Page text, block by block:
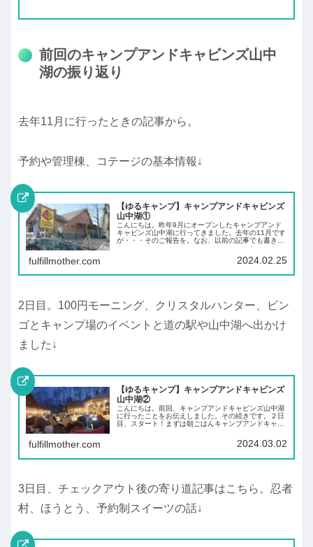
前回のキャンプアンドキャビンズ山中
湖の振り返り
去年11月に行ったときの記事から。
予約や管理棟、コテージの基本情報↓
【ゆるキャンプ】キャンプアンドキャビンズ
山中湖①
こんにちは。昨年9月にオープンしたキャンプアンド
キャビンズ山中湖に行ってきました。去年の11月です
が・・・そのご報告を。なお、以前の記事でも書きま
ージ泊、とゆるゆるです。キャンプアンドキャビン...
fulfillmother.com 2024.02.25
2日目。100円モーニング、クリスタルハンター、ビン
ゴとキャンプ場のイベントと道の駅や山中湖へ出かけ
ました↓
【ゆるキャンプ】キャンプアンドキャビンズ
山中湖②
こんにちは。前回、キャンプアンドキャビンズ山中湖
に行ったことをお伝えしました。その続きです。２日
目、スタート！まずは朝ごはんキャンプアンドキャビ
る100円モーニング。フレンチトーストがコンソメ...
fulfillmother.com 2024.03.02
3日目、チェックアウト後の寄り道記事はこちら。忍者
村、ほうとう、予約制スイーツの話↓